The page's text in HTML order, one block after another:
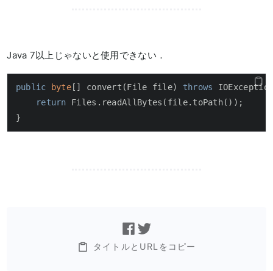
Java 7以上じゃないと使用できない．
public byte [] convert(File file) throws
return Files.readAllBytes(file.toPath());
}
タイトルとURLをコピー